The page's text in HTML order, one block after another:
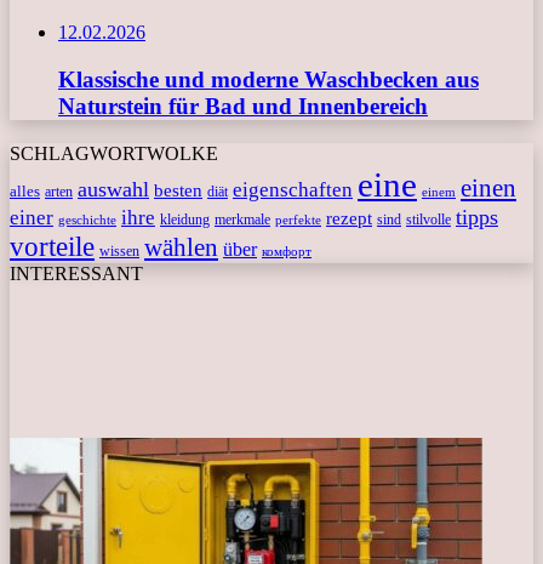
12.02.2026
Klassische und moderne Waschbecken aus
Naturstein für Bad und Innenbereich
SCHLAGWORTWOLKE
alles arten auswahl besten diät eigenschaften eine einem einen
einer geschichte ihre kleidung merkmale perfekte rezept sind stilvolle tipps
vorteile wissen wählen über комфорт
INTERESSANT